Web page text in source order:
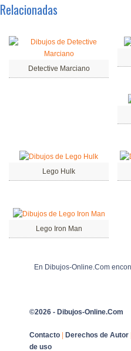
Relacionadas
Detective Marciano
Lego Hulk
Lego Iron Man
En Dibujos-Online.Com
©2026 - Dibujos-Online.Com
Contacto Derechos de Autor
de uso